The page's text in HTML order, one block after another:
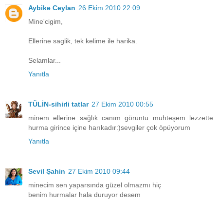
Aybike Ceylan 26 Ekim 2010 22:09
Mine'cigim,
Ellerine saglik, tek kelime ile harika.
Selamlar...
Yanıtla
TÜLİN-sihirli tatlar 27 Ekim 2010 00:55
minem ellerine sağlık canım göruntu muhteşem lezzette
hurma girince içine harıkadır:)sevgiler çok öpüyorum
Yanıtla
Sevil Şahin 27 Ekim 2010 09:44
minecim sen yaparsında güzel olmazmı hiç
benim hurmalar hala duruyor desem